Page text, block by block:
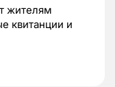
жителям
квитанции и